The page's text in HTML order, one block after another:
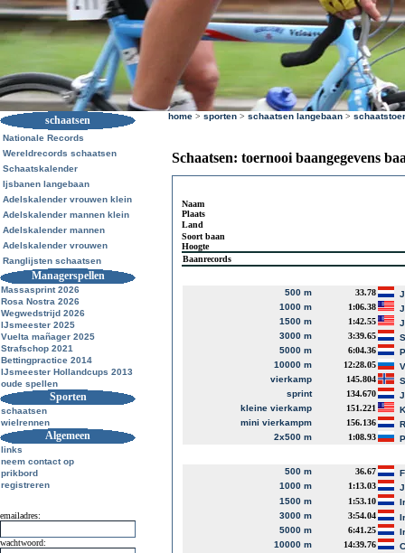
schaatsen
Nationale Records
Wereldrecords schaatsen
Schaatskalender
Ijsbanen langebaan
Adelskalender vrouwen klein
Adelskalender mannen klein
Adelskalender mannen
Adelskalender vrouwen
Ranglijsten schaatsen
Managerspellen
Massasprint 2026
Rosa Nostra 2026
Wegwedstrijd 2026
IJsmeester 2025
Vuelta mañager 2025
Strafschop 2021
Bettingpractice 2014
IJsmeester Hollandcups 2013
oude spellen
Sporten
schaatsen
wielrennen
Algemeen
links
neem contact op
prikbord
registreren
emailadres:
wachtwoord:
home > sporten > schaatsen langebaan >
Schaatsen: toernooi baangegevens
Naam
Plaats
Land
Soort baan
Hoogte
Baanrecords
500 m 33.78
1000 m
1:06.38
1500 m
1:42.55
3000 m
3:39.65
5000 m
6:04.36
10000 m
12:28.05
vierkamp
145.804
sprint
134.670
kleine vierkamp
151.221
mini vierkampm
156.136
2x500 m
1:08.93
500 m 36.67
1000 m
1:13.03
1500 m
1:53.10
3000 m
3:54.04
5000 m
6:41.25
10000 m
14:39.76